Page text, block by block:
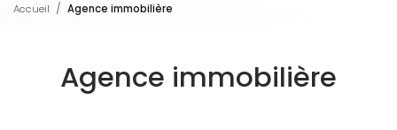
Accueil Agence immobilière
Agence immobilière